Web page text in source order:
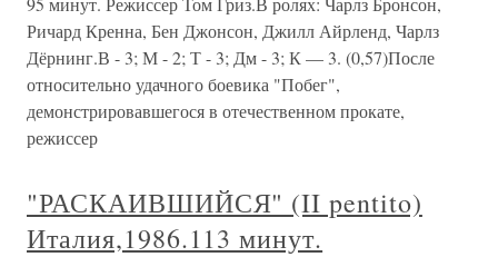
Ричард Кренна, Бен Джонсон, Джилл Айрленд, Чарлз
Дёрнинг.В - 3; М - 2; Т - 3; Дм - 3; К — 3. (0,57)После
относительно удачного боевика "Побег",
демонстрировавшегося в отечественном прокате,
режиссер
"РАСКАИВШИЙСЯ" (II pentito)
Италия,1986.113 минут.